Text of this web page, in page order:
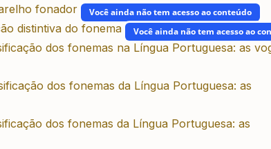
fonador Você ainda não tem acesso ao conteúdo
distintiva do fonema Você ainda não tem acesso ao
dos fonemas na Língua Portuguesa: as
dos fonemas da Língua Portuguesa: as
dos fonemas da Língua Portuguesa: as